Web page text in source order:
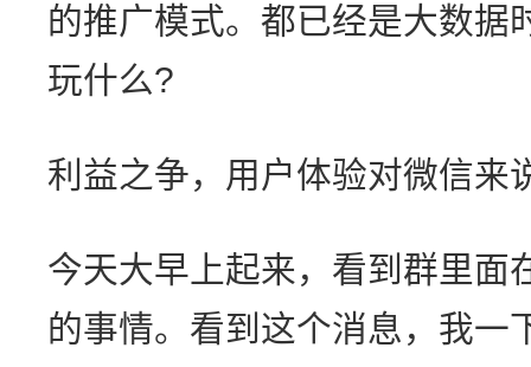
的推广模式。都已经是大数据
玩什么?
利益之争，用户体验对微信来
今天大早上起来，看到群里面
的事情。看到这个消息，我一